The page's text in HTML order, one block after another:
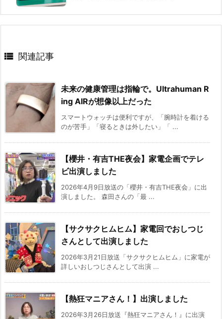
 関連記事
未来の健康管理は指輪で。Ultrahuman R
ing AIRが想像以上だった
スマートウォッチは便利ですが、「腕時計を着ける
のが苦手」「寝るときは外したい」「 ...
【櫻井・有吉THE夜会】家電企画でテレ
ビ出演しました
2026年4月9日放送の「櫻井・有吉THE夜会」に出
演しました。 森田さんの「最 ...
【サクサクヒムヒム】家電回でおしつじ
さんとして出演しました
2026年3月21日放送「サクサクヒムヒム」に家電が
詳しいおしつじさんとして出演 ...
【熱狂マニアさん！】出演しました
2026年3月26日放送『熱狂マニアさん！』に出演